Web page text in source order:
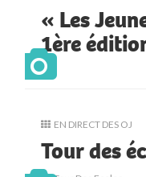
« Les
1ère
EN DIRECT DES OJ
Tour des